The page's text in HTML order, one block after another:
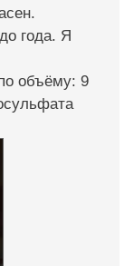
года. Я
объёму: 9